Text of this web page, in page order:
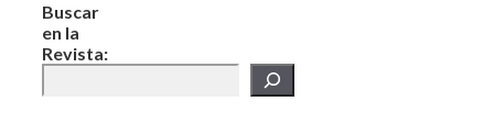
Buscar
en la
Revista: